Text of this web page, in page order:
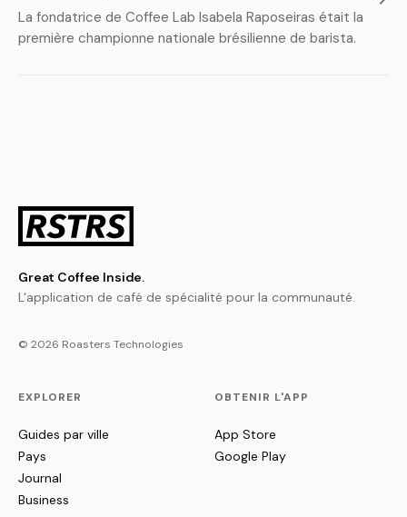
La fondatrice de Coffee Lab Isabela Raposeiras était la
première championne nationale brésilienne de barista.
Great Coffee Inside.
L'application de café de spécialité pour la communauté.
© 2026 Roasters Technologies
EXPLORER
Guides par ville
Pays
Journal
Business
OBTENIR L'APP
App Store
Google Play